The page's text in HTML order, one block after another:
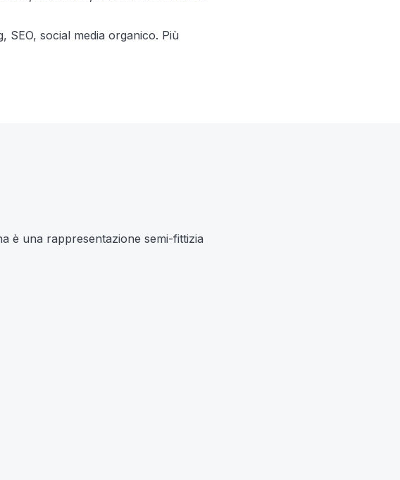
social media organico. Più
è una rappresentazione semi-fittizia